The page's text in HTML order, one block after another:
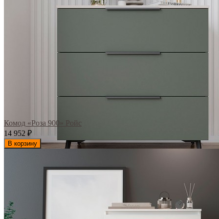
Комод «Роза 900» Ройс
14 952 ₽
В корзину